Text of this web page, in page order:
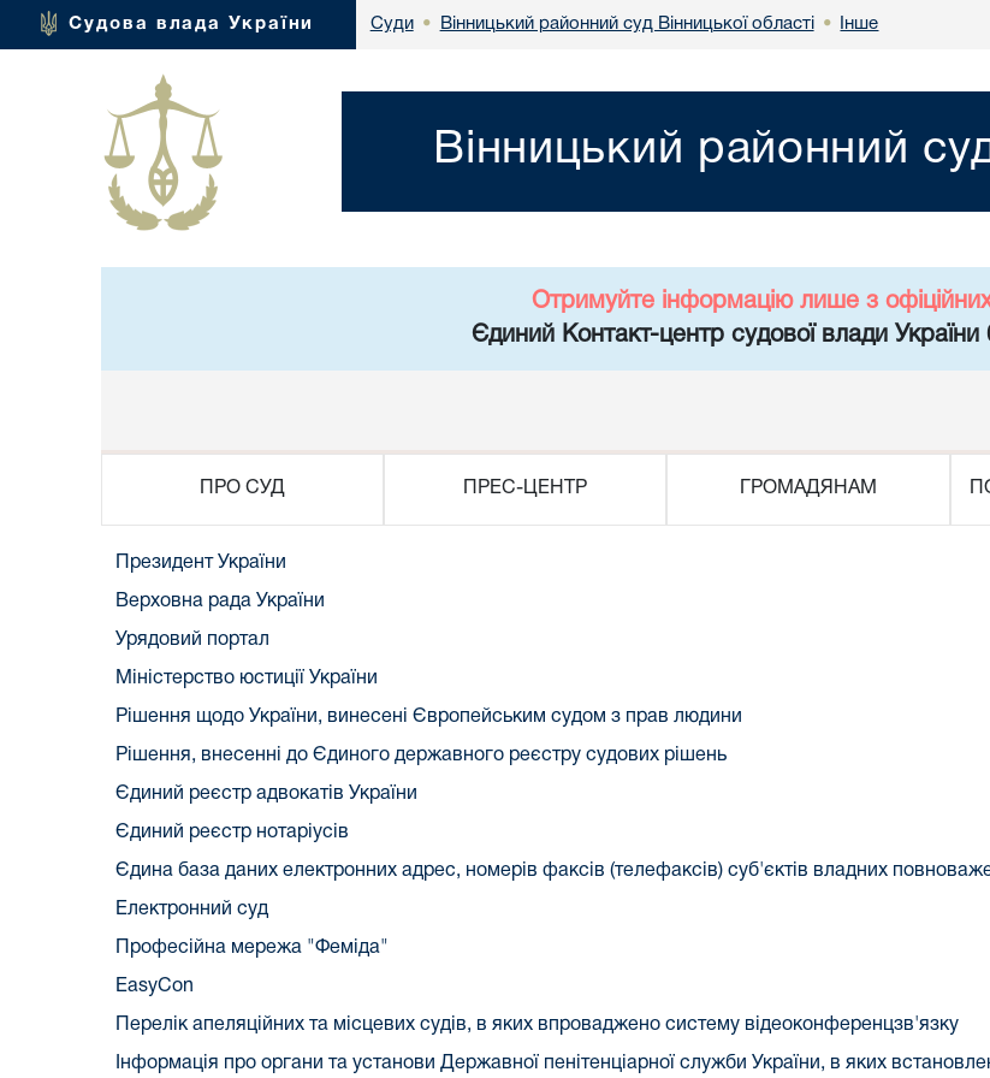
Судова влада України Суди • Вінницький районний суд Вінницької області • Інше
Вінницький районний
Отримуйте інформацію лише з
Єдиний Контакт-центр судової влади
ПРО СУД ПРЕС-ЦЕНТР ГРОМАДЯНАМ
Президент України
Верховна рада України
Урядовий портал
Міністерство юстиції України
Рішення щодо України, винесені Європейським судом з прав людини
Рішення, внесенні до Єдиного державного реєстру судових рішень
Єдиний реєстр адвокатів України
Єдиний реєстр нотаріусів
Єдина база даних електронних адрес, номерів факсів (телефаксів) суб'єктів владних
Електронний суд
Професійна мережа "Феміда"
EasyCon
Перелік апеляційних та місцевих судів, в яких впроваджено систему відеоконференцзв'язку
Інформація про органи та установи Державної пенітенціарної служби України, в яких